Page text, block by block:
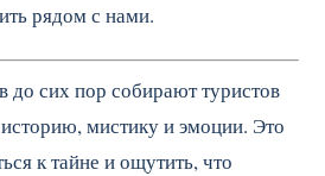
рядом с нами.
до сих пор собирают туристов
мистику и эмоции. Это
к тайне и ощутить, что